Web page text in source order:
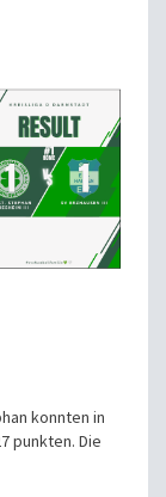
konnten in
punkten. Die